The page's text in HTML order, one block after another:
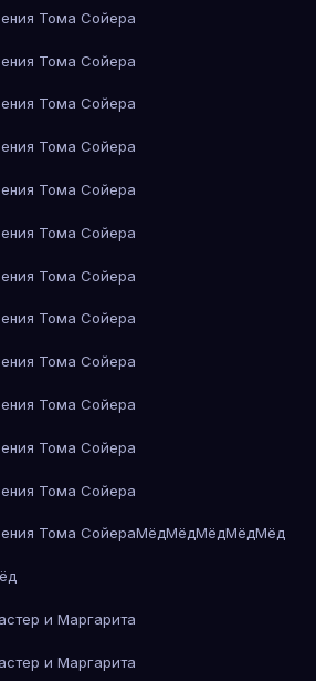
Тома Сойера
Тома Сойера
Тома Сойера
Тома Сойера
Тома Сойера
Тома Сойера
Тома Сойера
Тома Сойера
Тома Сойера
Тома Сойера
Тома Сойера
Тома Сойера
Тома СойераМёдМёдМёдМёдМёд
и Маргарита
и Маргарита